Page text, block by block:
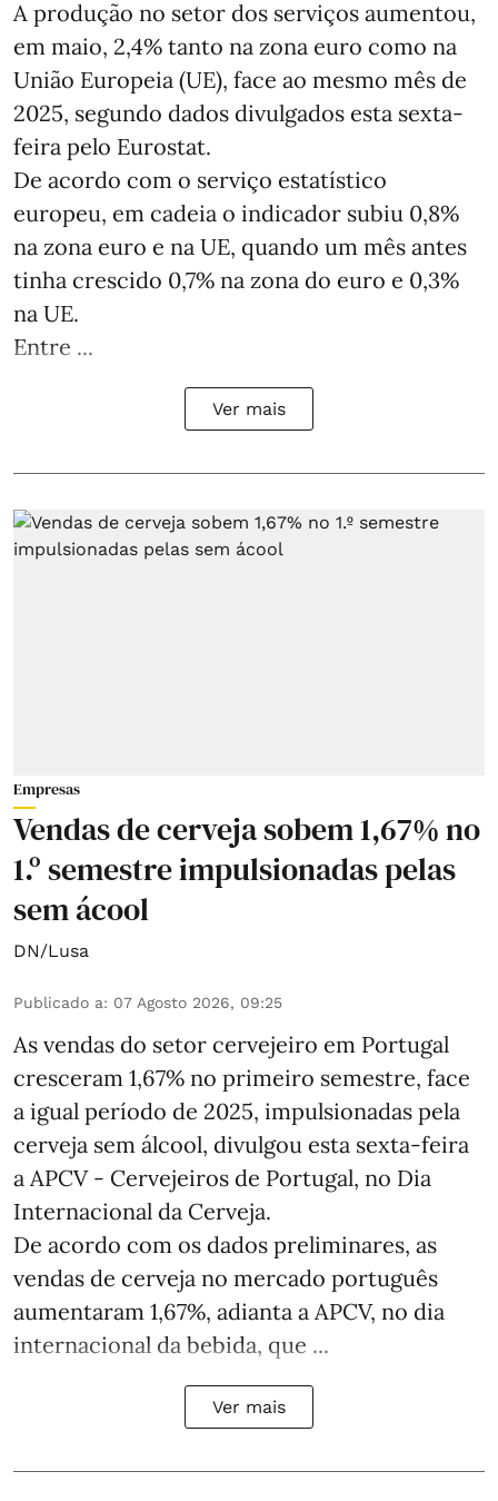
A produção no setor dos serviços aumentou,
em maio, 2,4% tanto na zona euro como na
União Europeia (UE), face ao mesmo mês de
2025, segundo dados divulgados esta sexta-
feira pelo Eurostat.
De acordo com o serviço estatístico
europeu, em cadeia o indicador subiu 0,8%
na zona euro e na UE, quando um mês antes
tinha crescido 0,7% na zona do euro e 0,3%
na UE.
Entre ...
Ver mais
Empresas
Vendas de cerveja sobem 1,67% no
1.º semestre impulsionadas pelas
sem ácool
DN/Lusa
Publicado a: 07 Agosto 2026, 09:25
As vendas do setor cervejeiro em Portugal
cresceram 1,67% no primeiro semestre, face
a igual período de 2025, impulsionadas pela
cerveja sem álcool, divulgou esta sexta-feira
a APCV - Cervejeiros de Portugal, no Dia
Internacional da Cerveja.
De acordo com os dados preliminares, as
vendas de cerveja no mercado português
aumentaram 1,67%, adianta a APCV, no dia
internacional da bebida, que ...
Ver mais